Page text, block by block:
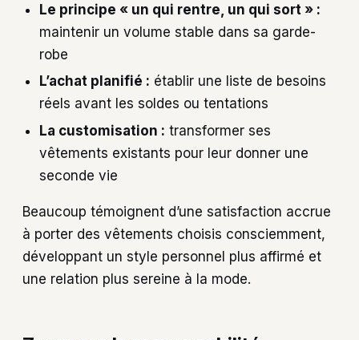
Le principe « un qui rentre, un qui sort » :
maintenir un volume stable dans sa garde-
robe
L’achat planifié : établir une liste de besoins
réels avant les soldes ou tentations
La customisation : transformer ses
vêtements existants pour leur donner une
seconde vie
Beaucoup témoignent d’une satisfaction accrue
à porter des vêtements choisis consciemment,
développant un style personnel plus affirmé et
une relation plus sereine à la mode.